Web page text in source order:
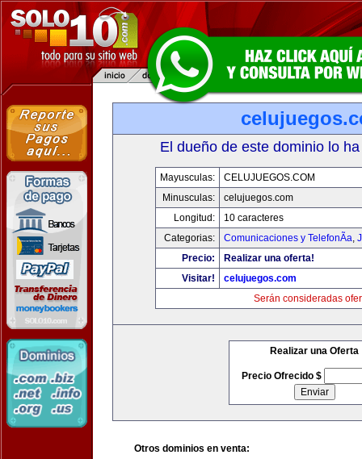
El dueño de este dominio lo
Mayusculas:
CELUJUEGOS.COM
Minusculas:
celujuegos.com
Longitud:
10 caracteres
Categorias:
Comunicaciones y TelefonÃ­a,
Precio:
Realizar una oferta!
Visitar!
celujuegos.com
Serán consideradas
Realizar una Oferta
Precio Ofrecido $
Otros dominios en venta: